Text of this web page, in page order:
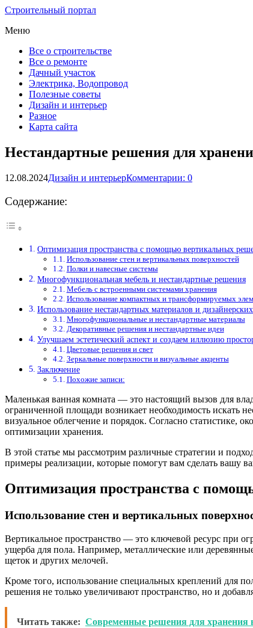
Строительный портал
Меню
Все о строительстве
Все о ремонте
Дачный участок
Электрика, Водопровод
Полезные советы
Дизайн и интерьер
Разное
Карта сайта
Нестандартные решения для
12.08.2024Дизайн и интерьерКомментарии: 0
Содержание:
Оптимизация пространства с помощью вертикальных
Использование стен и вертикальных поверхностей
Полки и навесные системы
Многофункциональная мебель и нестандартные решения
Мебель с встроенными системами хранения
Использование компактных и трансформируемых
Использование нестандартных материалов и
Многофункциональные и нестандартные материалы
Декоративные решения и нестандартные идеи
Улучшаем эстетический аспект и создаем иллюзию
Цветовые решения и свет
Зеркальные поверхности и визуальные акценты
Заключение
Похожие записи:
Маленькая ванная комната — это настоящий вызов для
ограниченной площади возникает необходимость искать
визуальное облегчение и порядок. Согласно статистике,
оптимизации хранения.
В этой статье мы рассмотрим различные стратегии и
примеры реализации, которые помогут вам сделать вашу
Оптимизация пространства с
Использование стен и вертикальных
Вертикальное пространство — это ключевой ресурс при
ущерба для пола. Например, металлические или
щеток и других мелочей.
Кроме того, использование специальных креплений для
решения не только увеличивают пространство, но и
Читать также: Современные решения для хранения